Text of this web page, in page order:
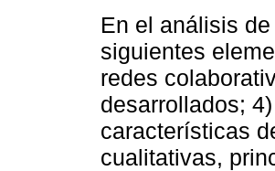
En el análisis
siguientes
redes
desarrollados;
características
cualitativas,